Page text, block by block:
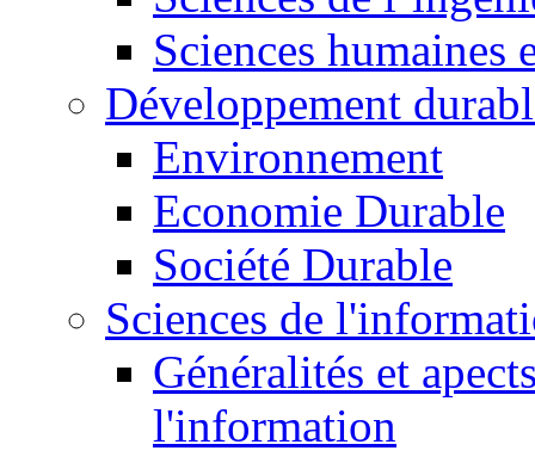
Sciences humaines
Développement
Environnement
Economie Durable
Société Durable
Sciences de
Généralités et
l'information